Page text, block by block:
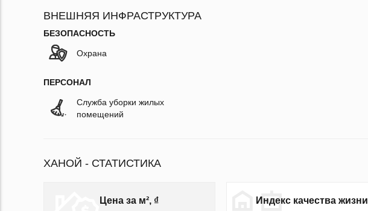
ВНЕШНЯЯ ИНФРАСТРУКТУРА
БЕЗОПАСНОСТЬ
Охрана
ПЕРСОНАЛ
Служба уборки жилых
помещений
ХАНОЙ - СТАТИСТИКА
Цена за м², ₫ Индекс качества жизни